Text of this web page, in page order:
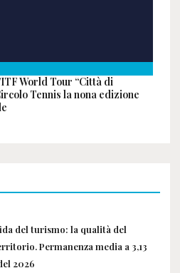
World Tour “Città di
Tennis la nona edizione
del turismo: la qualità del
Permanenza media a 3,13
2026